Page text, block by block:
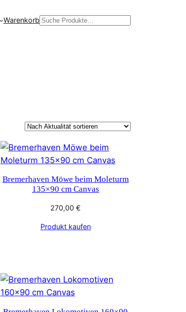
WarenkorbSuchen
Bremerhaven Möwe beim Moleturm
135×90 cm Canvas
270,00 €
Produkt kaufen